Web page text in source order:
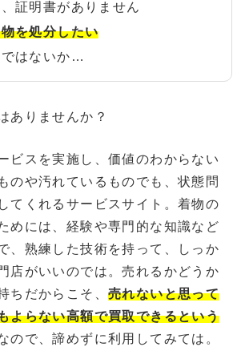
証明書がありません
を処分したい
はないか…
ありませんか？
ビスを実施し、価値のわからない
のや汚れているものでも、状態問
てくれるサービスサイト。着物の
めには、経験や専門的な知識など
、熟練した技術を持って、しっか
店がいいのでは。売れるかどうか
ちだからこそ、 売れないと思って
よらない高額で買取できるという
ので、諦めずに利用してみては。